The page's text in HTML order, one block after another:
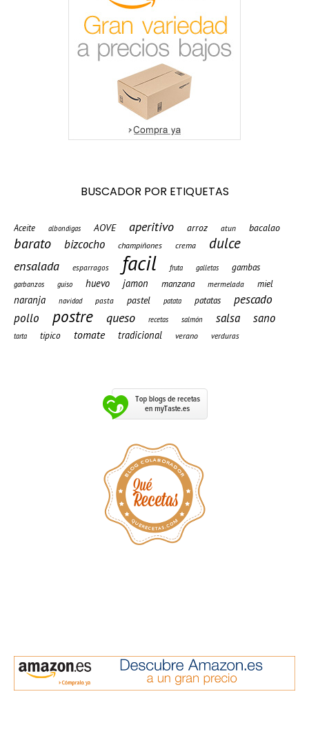
BUSCADOR POR ETIQUETAS
Aceite albondigas AOVE aperitivo arroz atun bacalao
barato bizcocho champiñones crema dulce
ensalada esparragos facil fruta galletas gambas
garbanzos guiso huevo jamon manzana mermelada miel
naranja navidad pasta pastel patata patatas pescado
pollo postre queso recetas salmón salsa sano
tarta tipico tomate tradicional verano verduras